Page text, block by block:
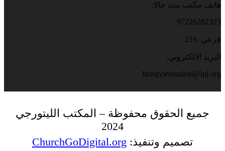
هاتف مكتب بيت جالا:
97226282323
فرعي: 216
البريد الالكتروني:
liturgyjerusalem@lpj.org
جميع الحقوق محفوظة – المكتب الليتورجي
2024
تصميم وتنفيذ: ChurchGoDigital.org